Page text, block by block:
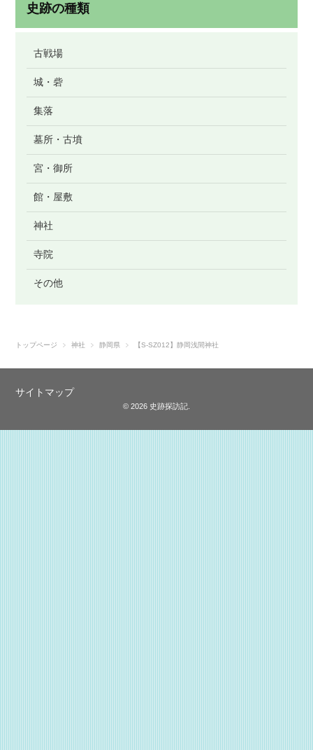
史跡の種類
古戦場
城・砦
集落
墓所・古墳
宮・御所
館・屋敷
神社
寺院
その他
トップページ 神社 静岡県 【S-SZ012】静岡浅間神社
サイトマップ
© 2026 史跡探訪記.